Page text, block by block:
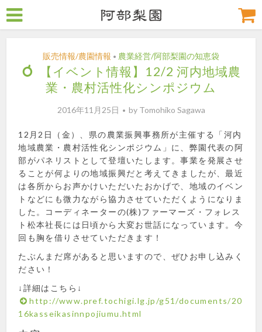
販売情報/農園情報 • 農業経営/阿部梨園の知恵袋
【イベント情報】12/2 河内地域農
業・農村活性化シンポジウム
2016年11月25日 by Tomohiko Sagawa
12月2日（金）、県の農業振興事務所が主催する「河内
地域農業・農村活性化シンポジウム」に、弊園代表の阿
部がパネリストとして登壇いたします。事業を発展させ
ることが何よりの地域振興だと考えてきましたが、最近
は各所からお声かけいただいたおかげで、地域のイベン
トなどにも微力ながら協力させていただくようになりま
した。コーディネーターの(株)ファーマーズ・フォレス
ト松本社長には日頃から大変お世話になっています。今
回も胸を借りさせていただきます！
たぶんまだ席があると思いますので、ぜひお申し込みく
ださい！
↓詳細はこちら↓
http://www.pref.tochigi.lg.jp/g51/documents/20
16kasseikasinnpojiumu.html